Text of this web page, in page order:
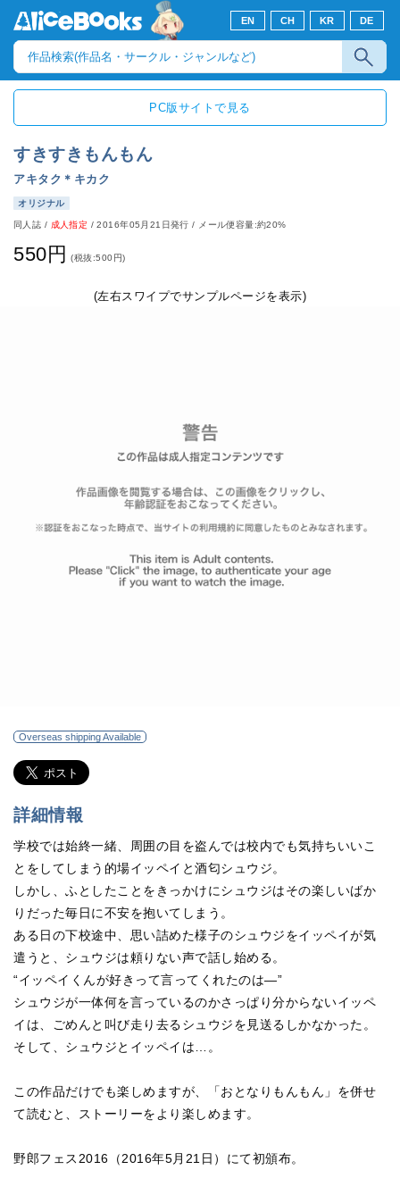
EN CH KR DE
PC版サイトで見る
すきすきもんもん
アキタク＊キカク
オリジナル
同人誌 / 成人指定 /2016年05月21日発行 / メール便容量:約20%
550円 (税抜:500円)
(左右スワイプでサンプルページを表示)
Overseas shipping Available
詳細情報
学校では始終一緒、周囲の目を盗んでは校内でも気持ちいいこ
とをしてしまう的場イッペイと酒匂シュウジ。
しかし、ふとしたことをきっかけにシュウジはその楽しいばか
りだった毎日に不安を抱いてしまう。
ある日の下校途中、思い詰めた様子のシュウジをイッペイが気
遣うと、シュウジは頼りない声で話し始める。
“イッペイくんが好きって言ってくれたのは―”
シュウジが一体何を言っているのかさっぱり分からないイッペ
イは、ごめんと叫び走り去るシュウジを見送るしかなかった。
そして、シュウジとイッペイは…。
この作品だけでも楽しめますが、「おとなりもんもん」を併せ
て読むと、ストーリーをより楽しめます。
野郎フェス2016（2016年5月21日）にて初頒布。